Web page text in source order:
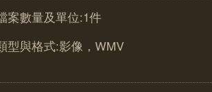
案數量及單位:1件
型與格式:影像，WMV